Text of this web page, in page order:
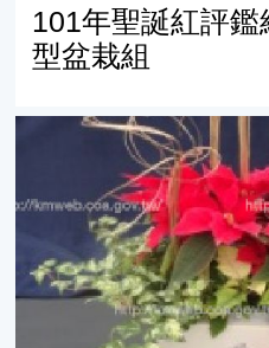
101年聖誕紅評
型盆栽組
101年聖誕紅評鑑組合盆栽